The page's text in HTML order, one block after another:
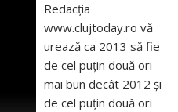
Redacția
www.clujtoday.ro vă
urează ca 2013 să fie
de cel puțin două ori
mai bun decât 2012 și
de cel puțin două ori